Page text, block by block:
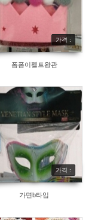
가격 :
폼폼이펠트왕관
가격 :
가면b타입